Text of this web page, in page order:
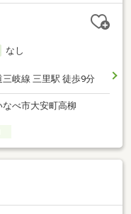
なし
三岐線 三里駅 徒歩9分
なべ市大安町高柳